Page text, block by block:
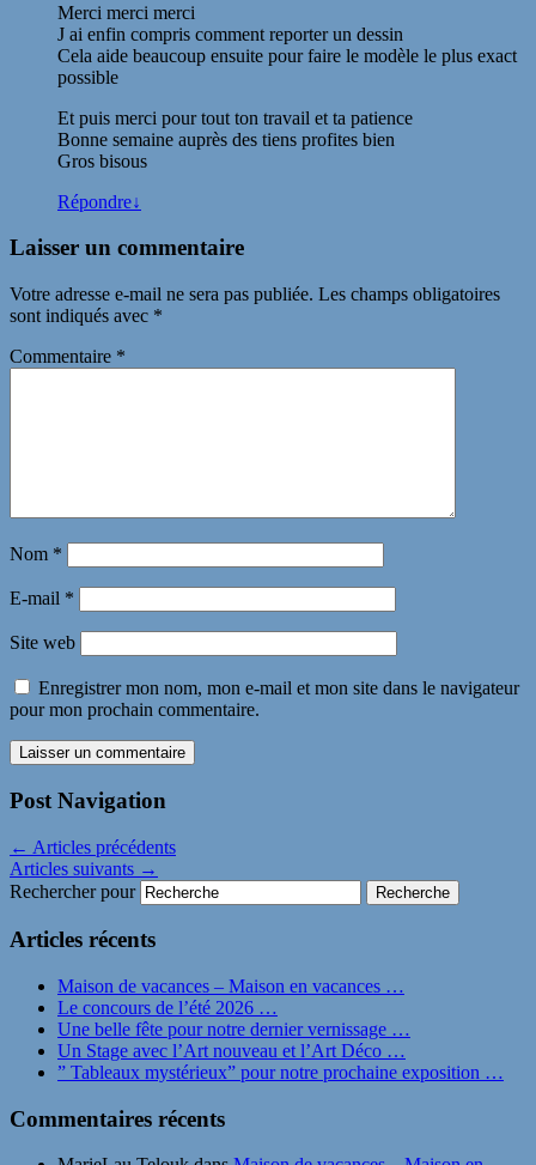
Merci merci merci
J ai enfin compris comment reporter un dessin
Cela aide beaucoup ensuite pour faire le modèle le plus exact
possible
Et puis merci pour tout ton travail et ta patience
Bonne semaine auprès des tiens profites bien
Gros bisous
Répondre↓
Laisser un commentaire
Votre adresse e-mail ne sera pas publiée. Les champs obligatoires
sont indiqués avec *
Commentaire *
Nom *
E-mail *
Site web
Enregistrer mon nom, mon e-mail et mon site dans le navigateur
pour mon prochain commentaire.
Post Navigation
← Articles précédents
Articles suivants →
Rechercher pour
Articles récents
Maison de vacances – Maison en vacances …
Le concours de l’été 2026 …
Une belle fête pour notre dernier vernissage …
Un Stage avec l’Art nouveau et l’Art Déco …
” Tableaux mystérieux” pour notre prochaine exposition …
Commentaires récents